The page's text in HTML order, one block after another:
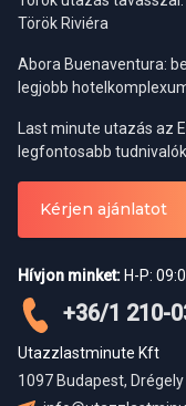
Török Riviéra
Abora Buenaventura:
legjobb
Last minute utazás az
legfontosabb
Kérjen ajánlatot
Hívjon minket: H-P:
+36/1 210-
Utazzlastminute Kft
1097 Budapest, Drégely